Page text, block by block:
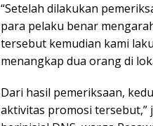
“Setelah dilakukan
para pelaku benar
tersebut kemudian kami
menangkap dua orang di
Dari hasil pemeriksaan,
aktivitas promosi tersebut,”